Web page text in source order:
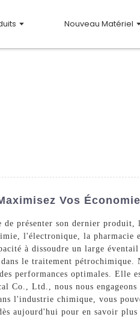
Nouveau Matériel
Vos
présenter son dernier
l'électronique, la
à dissoudre un large
le traitement
performances optimales. Elle
Co., Ltd., nous nous
l'industrie chimique, vous
aujourd'hui pour en savoir plus